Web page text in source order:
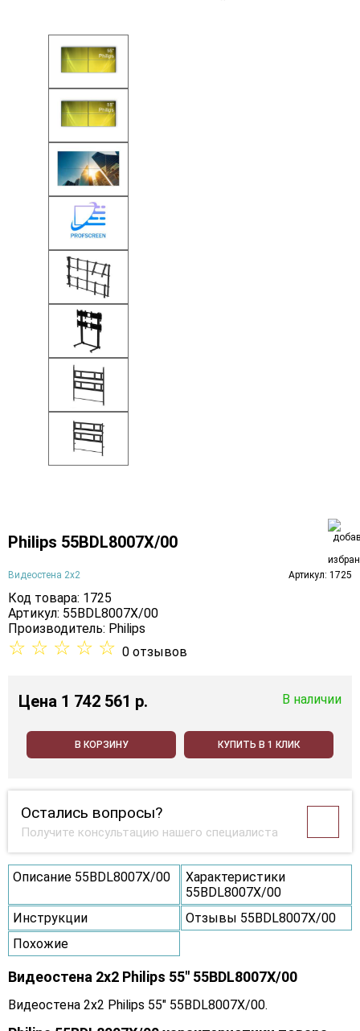
Philips 55BDL8007X/00
Видеостена 2x2 Артикул: 1725
Код товара: 1725
Артикул: 55BDL8007X/00
Производитель: Philips
☆ ☆ ☆ ☆ ☆ 0 отзывов
Цена 1 742 561 p. В наличии
В КОРЗИНУ КУПИТЬ В 1 КЛИК
Остались вопросы?
Получите консультацию нашего специалиста
Описание 55BDL8007X/00
Характеристики
55BDL8007X/00
Инструкции
Отзывы 55BDL8007X/00
Похожие
Видеостена 2x2 Philips 55" 55BDL8007X/00
Видеостена 2x2 Philips 55" 55BDL8007X/00.